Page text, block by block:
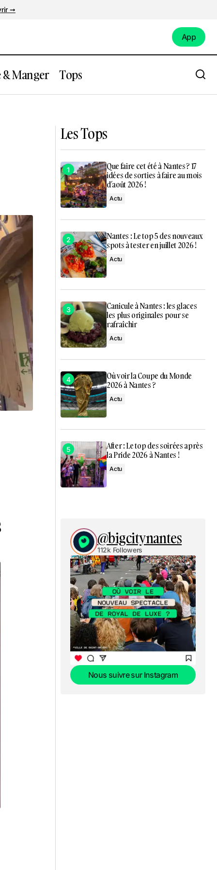
➞
App
Manger Tops
Les Tops
Que faire cet été à Nantes ? 17
idées de sorties à faire au mois
d’août 2026 !
Actu
Nantes : Le top 5 des nouveaux
spots à tester en juillet 2026 !
Actu
Canicule à Nantes : les glaces
les plus originales pour se
rafraîchir
Actu
Où voir la Coupe du Monde
2026 à Nantes ?
Actu
After : Le top des soirées après
la Pride 2026 à Nantes !
Actu
@bigcitynantes
112k Followers
Nous suivre sur Instagram